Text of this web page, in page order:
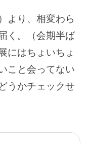
より、相変わら
く。（会期半ば
にはちょいちょ
こと会ってない
うかチェックせ